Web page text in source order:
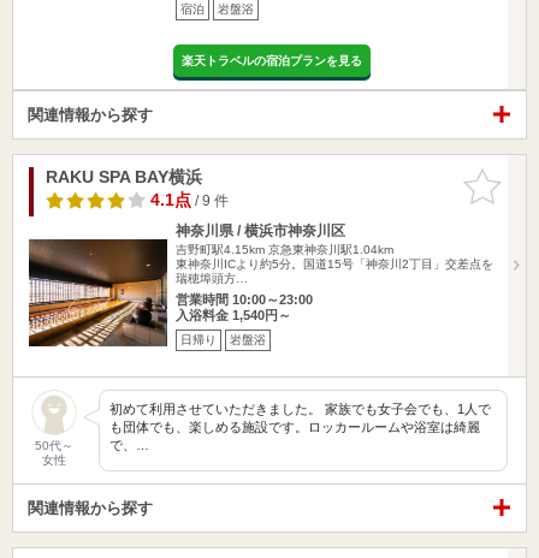
宿泊 岩盤浴
楽天トラベルの宿泊プランを見る
関連情報から探す
お気に入
りに追加
RAKU SPA BAY横浜
4.1点/ 9 件
神奈川県 / 横浜市神奈川区
吉野町駅4.15km 京急東神奈川駅1.04km
東神奈川ICより約5分。国道15号「神奈川2丁目」交差点を
瑞穂埠頭方…
営業時間 10:00～23:00
入浴料金 1,540円～
日帰り 岩盤浴
50代～
女性
初めて利用させていただきました。 家族でも女子会でも、1人で
も団体でも、楽しめる施設です。ロッカールームや浴室は綺麗
で、…
関連情報から探す